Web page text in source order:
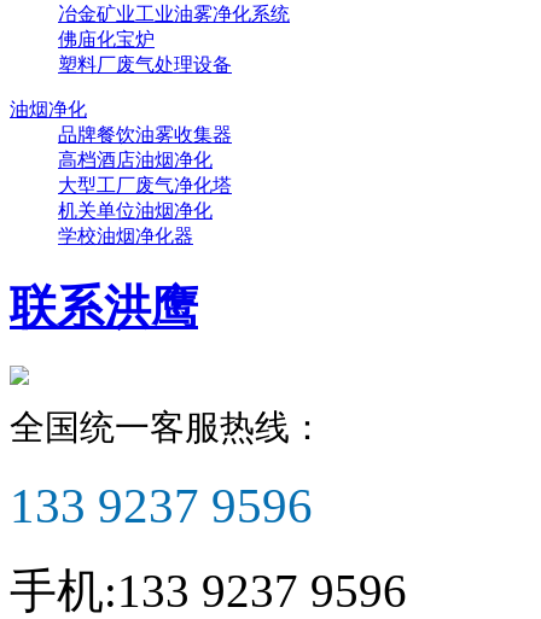
冶金矿业工业油雾净化系统
佛庙化宝炉
塑料厂废气处理设备
油烟净化
品牌餐饮油雾收集器
高档酒店油烟净化
大型工厂废气净化塔
机关单位油烟净化
学校油烟净化器
联系洪鹰
全国统一客服热线：
133 9237 9596
手机:133 9237 9596